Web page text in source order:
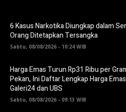
6 Kasus Narkotika Diungkap dalam
Orang Ditetapkan Tersangka
Sabtu, 08/08/2026 - 10:24 WIB
Harga Emas Turun Rp31 Ribu per
Pekan, Ini Daftar Lengkap Harga
Galeri24 dan UBS
Sabtu, 08/08/2026 - 09:13 WIB